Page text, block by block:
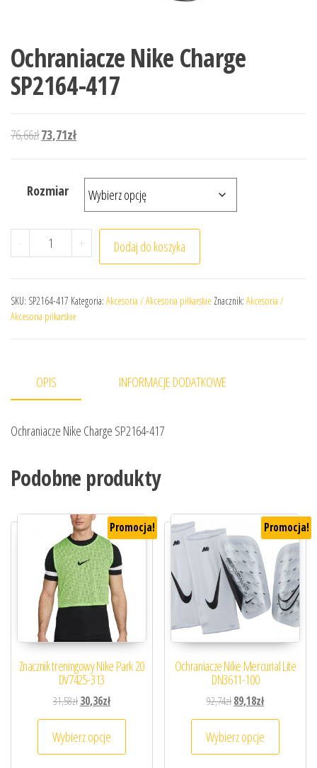
Ochraniacze Nike Charge
SP2164-417
76,66złPierwotna cena wynosiła: 76,66zł.
73,71złAktualna cena wynosi: 73,71zł.
Rozmiar
- ilość Ochraniacze Nike Charge SP2164-417
+ Dodaj do koszyka
SKU: SP2164-417 Kategoria: Akcesoria / Akcesoria piłkarskie Znacznik: Akcesoria /
Akcesoria piłkarskie
OPIS INFORMACJE DODATKOWE
Ochraniacze Nike Charge SP2164-417
Podobne produkty
Promocja!
Znacznik treningowy Nike Park 20
DV7425-313
31,58złPierwotna cena wynosiła: 31,58zł.
30,36złAktualna cena wynosi: 30,36zł.
Wybierz opcje
Ten produkt ma wiele wariantów. Opcje
Promocja!
Ochraniacze Nike Mercurial Lite
DN3611-100
92,74złPierwotna cena
89,18złAktualna cena
Wybierz opcje
Ten